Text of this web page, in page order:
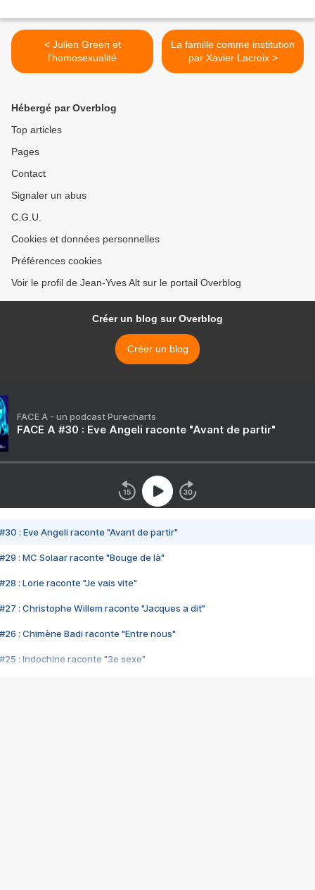
< Julien Green et
l'homosexualité
La famille comme institution
par Xavier Lacroix >
Hébergé par Overblog
Top articles
Pages
Contact
Signaler un abus
C.G.U.
Cookies et données personnelles
Préférences cookies
Voir le profil de Jean-Yves Alt sur le portail Overblog
Créer un blog sur Overblog
Créer un blog
FACE A - un podcast Purecharts
FACE A #30 : Eve Angeli raconte "Avant de partir"
#30 : Eve Angeli raconte "Avant de partir"
#29 : MC Solaar raconte "Bouge de là"
#28 : Lorie raconte "Je vais vite"
#27 : Christophe Willem raconte "Jacques a dit"
#26 : Chimène Badi raconte "Entre nous"
#25 : Indochine raconte "3e sexe"